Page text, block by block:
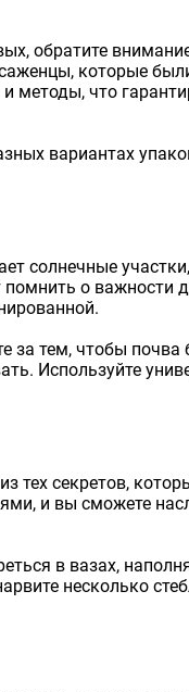
обратите
которые
методы, что
вариантах
солнечные
помнить о важности
за тем, чтобы
Используйте
секретов,
и вы сможете
в вазах,
несколько